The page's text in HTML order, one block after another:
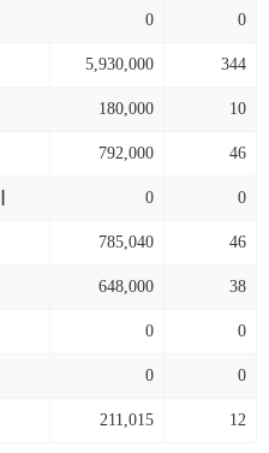
0 0
5,930,000 344
180,000 10
792,000 46
0 0
785,040 46
648,000 38
0 0
0 0
211,015 12